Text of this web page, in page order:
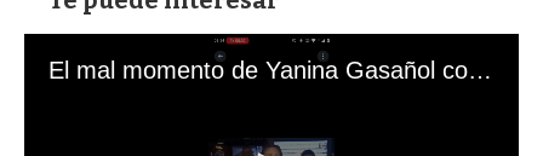
El mal momento de Yanina Gasañol con un hincha argentino en "Subrayado"